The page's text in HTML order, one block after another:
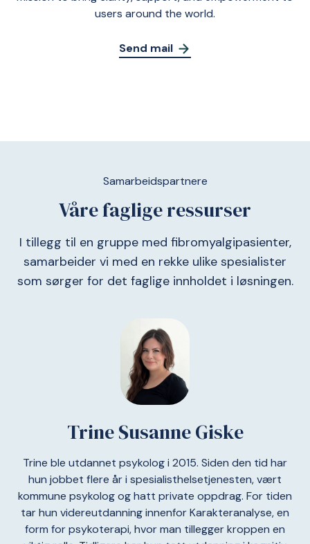
users around the world.
Send mail
Samarbeidspartnere
Våre faglige ressurser
I tillegg til en gruppe med fibromyalgipasienter,
samarbeider vi med en rekke ulike spesialister
som sørger for det faglige innholdet i løsningen.
Trine Susanne Giske
Trine ble utdannet psykolog i 2015. Siden den tid har
hun jobbet flere år i spesialisthelsetjenesten, vært
kommune psykolog og hatt private oppdrag. For tiden
tar hun videreutdanning innenfor Karakteranalyse, en
form for psykoterapi, hvor man tillegger kroppen en